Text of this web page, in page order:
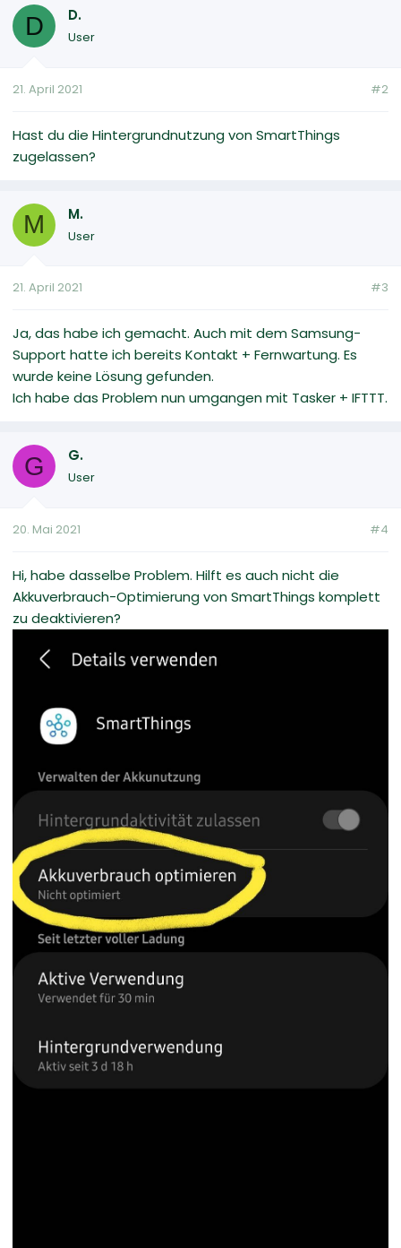
D D.
User
21. April 2021 #2
Hast du die Hintergrundnutzung von SmartThings
zugelassen?
M M.
User
21. April 2021 #3
Ja, das habe ich gemacht. Auch mit dem Samsung-
Support hatte ich bereits Kontakt + Fernwartung. Es
wurde keine Lösung gefunden.
Ich habe das Problem nun umgangen mit Tasker + IFTTT.
G G.
User
20. Mai 2021 #4
Hi, habe dasselbe Problem. Hilft es auch nicht die
Akkuverbrauch-Optimierung von SmartThings komplett
zu deaktivieren?